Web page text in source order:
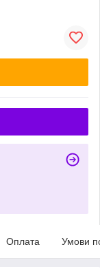
Оплата Умови